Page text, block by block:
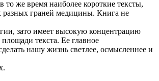
то же время наиболее короткие тексты,
разных граней медицины. Книга не
зато имеет высокую концентрацию
текста. Ее главное
нашу жизнь светлее, осмысленнее и